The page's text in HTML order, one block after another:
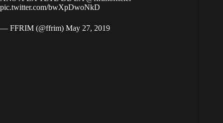
pic.twitter.com/bwXpDwoNkD
— FFRIM (@ffrim) May 27, 2019